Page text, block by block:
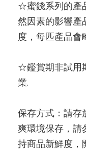
☆蜜餞系列的產
然因素的影響產
度，每匹產品會
☆鑑賞期非試用
業.
保存方式：請存
爽環境保存，請
持商品新鮮度，